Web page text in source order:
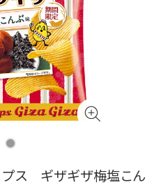
ス ギザギザ梅塩こん